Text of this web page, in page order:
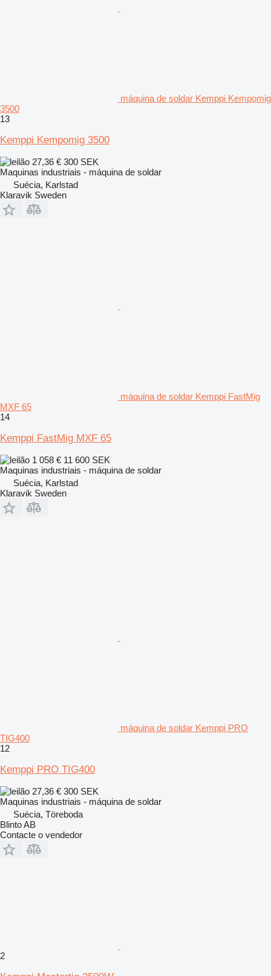
máquina de soldar Kemppi Kempomig
3500
13
Kemppi Kempomig 3500
27,36 € 300 SEK
Maquinas industriais - máquina de soldar
Suécia, Karlstad
Klaravik Sweden
máquina de soldar Kemppi FastMig
MXF 65
14
Kemppi FastMig MXF 65
1 058 € 11 600 SEK
Maquinas industriais - máquina de soldar
Suécia, Karlstad
Klaravik Sweden
máquina de soldar Kemppi PRO
TIG400
12
Kemppi PRO TIG400
27,36 € 300 SEK
Maquinas industriais - máquina de soldar
Suécia, Töreboda
Blinto AB
Contacte o vendedor
2